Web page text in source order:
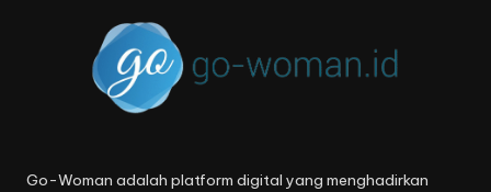
Go-Woman adalah platform digital yang menghadirkan